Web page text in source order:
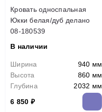
Кровать односпальная
Юкки белая/дуб делано
08-180539
В наличии
Ширина
940 мм
Высота
860 мм
Глубина
2032 мм
6 850 ₽